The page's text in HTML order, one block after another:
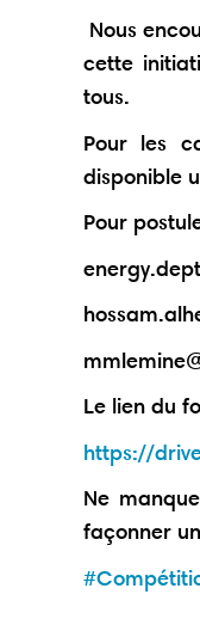
Nous
cette
tous.
Pour les
disponible
Pour
Le lien du
https://
Ne
façonner